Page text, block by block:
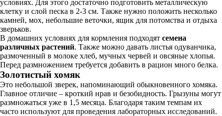
условиях. Для этого достаточно подготовить металлическую
клетку и слой песка в 2-3 см. Также нужно положить несколько
камней, мох, небольшие веточки, ящик для потомства и отдыха
зверьков.
В домашних условиях для кормления подходят семена
различных растений. Также можно давать листья одуванчика,
размоченный в молоке хлеб, мучных червей и овсяные хлопья.
Перед размножением требуется добавить в рацион много белка.
Золотистый хомяк
Это небольшой зверек, напоминающий обыкновенного хомяка.
Главное отличие – кроткий нрав и безобидность. Грызуны могут
размножаться уже в 1,5 месяца. Благодаря таким темпам их
часто используют для проведения лабораторных исследований.